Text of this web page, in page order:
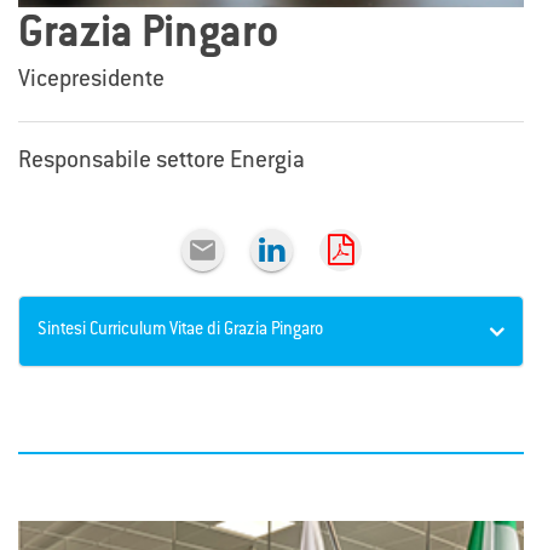
Grazia Pingaro
Vicepresidente
Responsabile settore Energia

Sintesi Curriculum Vitae di Grazia Pingaro